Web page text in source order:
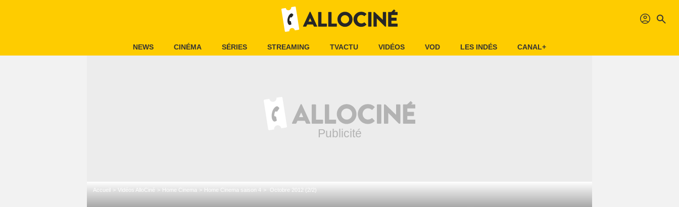
profil search
NEWS CINÉMA SÉRIES STREAMING TVACTU VIDÉOS VOD LES INDÉS CANAL+
Accueil Vidéos AlloCiné Home Cinema Home Cinema saison 4 Octobre 2012 (2/2)